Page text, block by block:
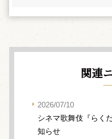
関連
2026/07/10
シネマ歌舞伎『らく
知らせ